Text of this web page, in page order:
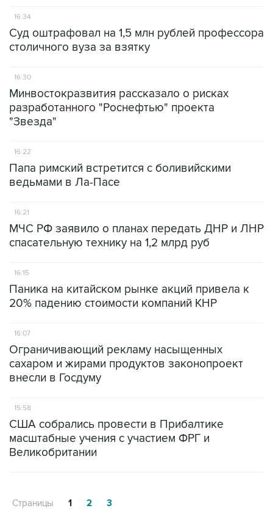
16:34
Суд оштрафовал на 1,5 млн рублей профессора
столичного вуза за взятку
16:30
Минвостокразвития рассказало о рисках
разработанного "Роснефтью" проекта
"Звезда"
16:22
Папа римский встретится с боливийскими
ведьмами в Ла-Пасе
16:21
МЧС РФ заявило о планах передать ДНР и ЛНР
спасательную технику на 1,2 млрд руб
16:15
Паника на китайском рынке акций привела к
20% падению стоимости компаний КНР
16:07
Ограничивающий рекламу насыщенных
сахаром и жирами продуктов законопроект
внесли в Госдуму
15:58
США собрались провести в Прибалтике
масштабные учения с участием ФРГ и
Великобритании
Страницы 1 2 3